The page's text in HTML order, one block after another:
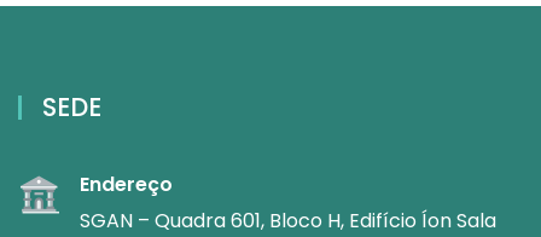
SEDE
Endereço
SGAN – Quadra 601, Bloco H, Edifício Íon Sala